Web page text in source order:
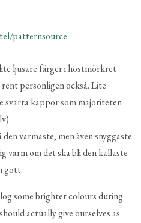
.
source
ljusare färger i höstmörkret
personligen också. Lite
svarta kappor som majoriteten
varmaste, men även snyggaste
varm om det ska bli den kallaste
gott.
some brighter colours during
actually give ourselves as